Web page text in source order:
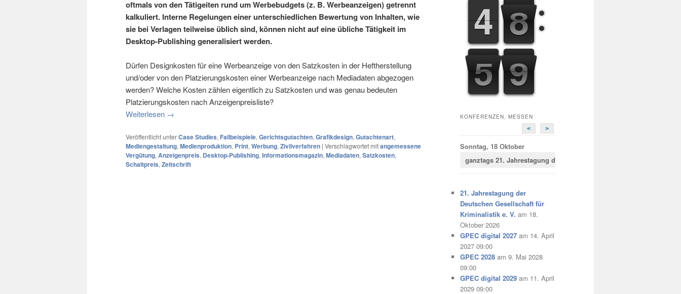
oftmals von den Tätigeiten rund um Werbebudgets (z. B. Werbeanzeigen) getrennt
kalkuliert. Interne Regelungen einer unterschiedlichen Bewertung von Inhalten, wie
sie bei Verlagen teilweise üblich sind, können nicht auf eine übliche Tätigkeit im
Desktop-Publishing generalisiert werden.
Dürfen Designkosten für eine Werbeanzeige von den Satzkosten in der Heftherstellung
und/oder von den Platzierungskosten einer Werbeanzeige nach Mediadaten abgezogen
werden? Welche Kosten zählen eigentlich zu Satzkosten und was genau bedeuten
Platzierungskosten nach Anzeigenpreisliste?
Weiterlesen →
Veröffentlicht unterCase Studies, Fallbeispiele, Gerichtsgutachten, Grafikdesign, Gutachtenart,
Mediengestaltung, Medienproduktion, Print, Werbung, Zivilverfahren | Verschlagwortet mitangemessene
Vergütung, Anzeigenpreis, Desktop-Publishing, Informationsmagazin, Mediadaten, Satzkosten,
Schaltpreis, Zeitschrift
3
3
4
4 8
9
9
5
0
0 0
0
1
KONFERENZEN, MESSEN
<
>
Sonntag, 18 Oktober
ganztags 21. Jahrestagung der Deutschen Gesellschaft für
21. Jahrestagung der
Deutschen Gesellschaft für
Kriminalistik e. V. am 18.
Oktober 2026
GPEC digital 2027 am 14. April
2027 09:00
GPEC 2028 am 9. Mai 2028
09:00
GPEC digital 2029 am 11. April
2029 09:00